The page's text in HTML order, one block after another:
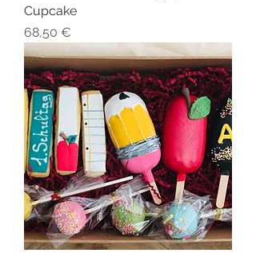
Cupcake
Preis
68,50 €